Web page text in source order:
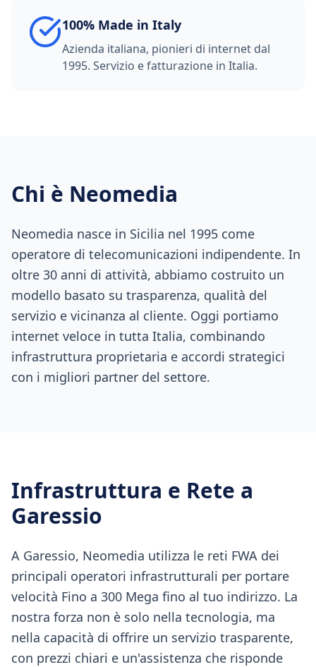
100% Made in Italy
Azienda italiana, pionieri di internet dal
1995. Servizio e fatturazione in Italia.
Chi è Neomedia
Neomedia nasce in Sicilia nel 1995 come
operatore di telecomunicazioni indipendente. In
oltre 30 anni di attività, abbiamo costruito un
modello basato su trasparenza, qualità del
servizio e vicinanza al cliente. Oggi portiamo
internet veloce in tutta Italia, combinando
infrastruttura proprietaria e accordi strategici
con i migliori partner del settore.
Infrastruttura e Rete a
Garessio
A Garessio, Neomedia utilizza le reti FWA dei
principali operatori infrastrutturali per portare
velocità Fino a 300 Mega fino al tuo indirizzo. La
nostra forza non è solo nella tecnologia, ma
nella capacità di offrire un servizio trasparente,
con prezzi chiari e un'assistenza che risponde